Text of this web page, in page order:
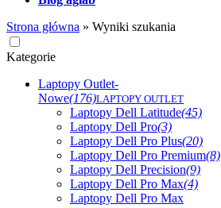
Strona główna » Wyniki szukania
Kategorie
Laptopy Outlet-
Nowe(176)LAPTOPY OUTLET
Laptopy Dell Latitude(45)
Laptopy Dell Pro(3)
Laptopy Dell Pro Plus(20)
Laptopy Dell Pro Premium(8)
Laptopy Dell Precision(9)
Laptopy Dell Pro Max(4)
Laptopy Dell Pro Max